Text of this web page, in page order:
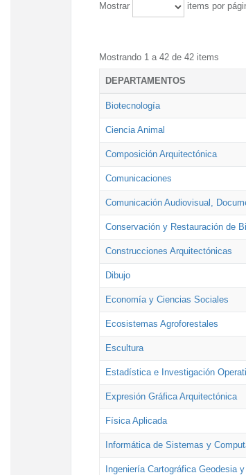
Mostrar items por
Mostrando 1 a 42 de 42 items
DEPARTAMENTOS
Biotecnología
Ciencia Animal
Composición Arquitectónica
Comunicaciones
Comunicación Audiovisual,
Conservación y Restauración de
Construcciones Arquitectónicas
Dibujo
Economía y Ciencias Sociales
Ecosistemas Agroforestales
Escultura
Estadística e Investigación
Expresión Gráfica Arquitectónica
Física Aplicada
Informática de Sistemas y
Ingeniería Cartográfica Geodesia